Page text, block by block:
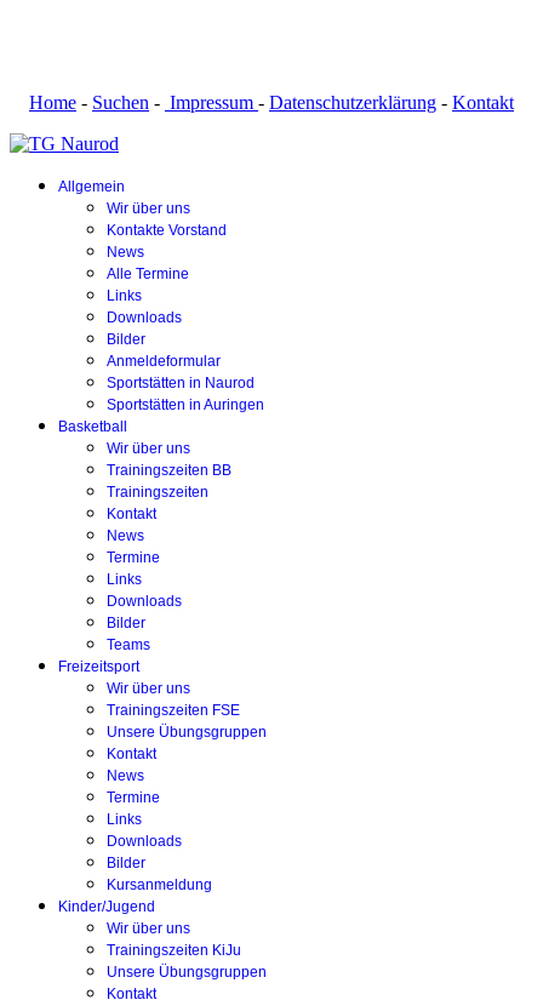
Home - Suchen - Impressum - Datenschutzerklärung - Kontakt
Allgemein
Wir über uns
Kontakte Vorstand
News
Alle Termine
Links
Downloads
Bilder
Anmeldeformular
Sportstätten in Naurod
Sportstätten in Auringen
Basketball
Wir über uns
Trainingszeiten BB
Trainingszeiten
Kontakt
News
Termine
Links
Downloads
Bilder
Teams
Freizeitsport
Wir über uns
Trainingszeiten FSE
Unsere Übungsgruppen
Kontakt
News
Termine
Links
Downloads
Bilder
Kursanmeldung
Kinder/Jugend
Wir über uns
Trainingszeiten KiJu
Unsere Übungsgruppen
Kontakt